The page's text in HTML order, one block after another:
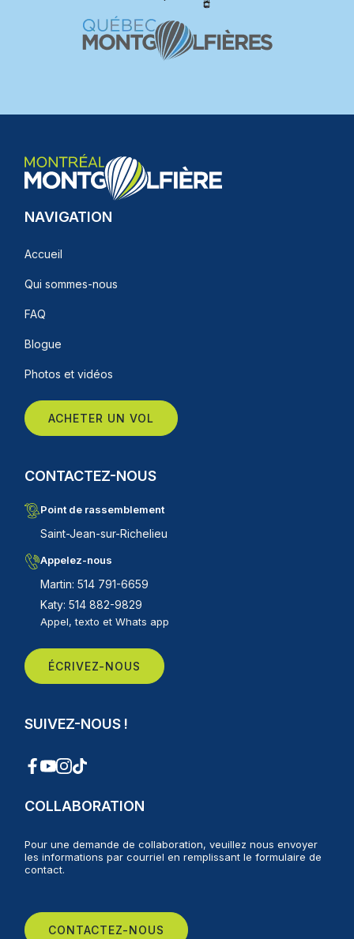
NAVIGATION
Accueil
Qui sommes-nous
FAQ
Blogue
Photos et vidéos
ACHETER UN VOL
CONTACTEZ-NOUS
Point de rassemblement
Saint-Jean-sur-Richelieu
Appelez-nous
Martin: 514 791-6659
Katy: 514 882-9829
Appel, texto et Whats app
ÉCRIVEZ-NOUS
SUIVEZ-NOUS !
COLLABORATION
Pour une demande de collaboration, veuillez nous envoyer
les informations par courriel en remplissant le formulaire de
contact.
CONTACTEZ-NOUS